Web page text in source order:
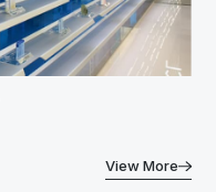
View More